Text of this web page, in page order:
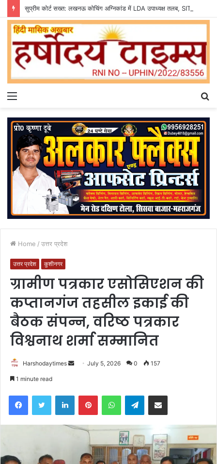
Menu
Home / उत्तर प्रदेश
उत्तर प्रदेश कुशीनगर
ग्रामीण पत्रकार एसोसिएशन की
कप्तानगंज तहसील इकाई की
बैठक संपन्न, वरिष्ठ पत्रकार
विश्वनाथ शर्मा सम्मानित
Harshodaytimes
SendJuly 5, 2026 0 157
1 minute read
FacebookTwitter LinkedInPinterestWhatsAppTelegramShare via Email